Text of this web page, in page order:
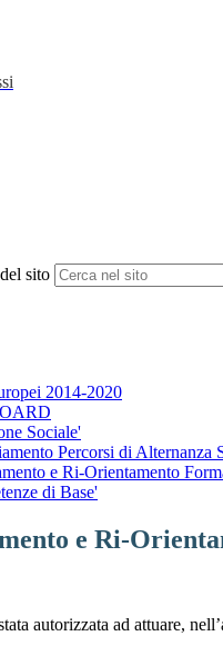
sito
2014-2020
Sociale'
Percorsi di Alternanza
e Ri-Orientamento
di Base'
e Ri-
autorizzata ad attuare,